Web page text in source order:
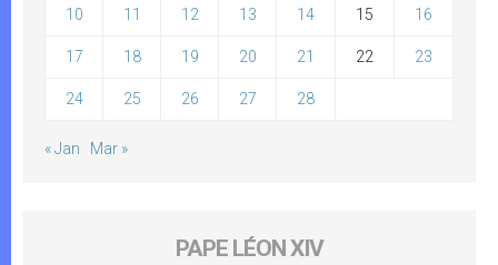
10 11 12 13 14 15 16
17 18 19 20 21 22 23
24 25 26 27 28
« Jan Mar »
PAPE LÉON XIV